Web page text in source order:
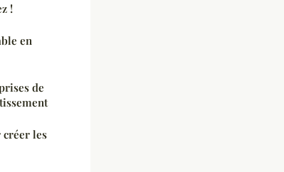
!
en
de
créer les